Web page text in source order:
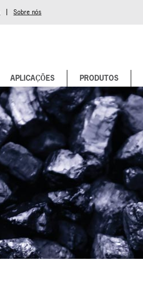
| Sobre nós
APLICAÇÕES PRODUTOS